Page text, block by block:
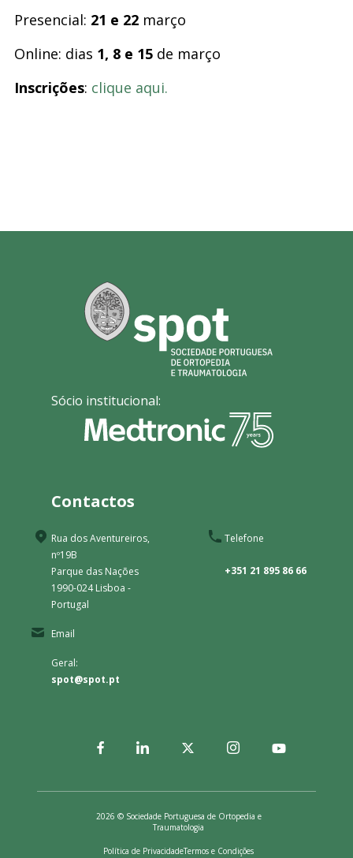
Presencial: 21 e 22 março
Online: dias 1, 8 e 15 de março
Inscrições: clique aqui.
Sócio institucional:
Contactos
Rua dos Aventureiros,
nº19B
Parque das Nações
1990-024 Lisboa -
Portugal
Telefone
+351 21 895 86 66
Email
Geral:
spot@spot.pt
2026 © Sociedade Portuguesa de Ortopedia e
Traumatologia
Política de PrivacidadeTermos e Condições